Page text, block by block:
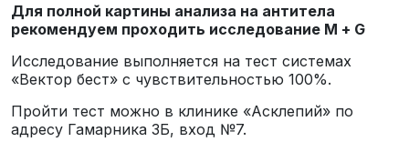
Для полной картины анализа на антитела
рекомендуем проходить исследование М + G
Исследование выполняется на тест системах
«Вектор бест» с чувствительностью 100%.
Пройти тест можно в клинике «Асклепий» по
адресу Гамарника 3Б, вход №7.